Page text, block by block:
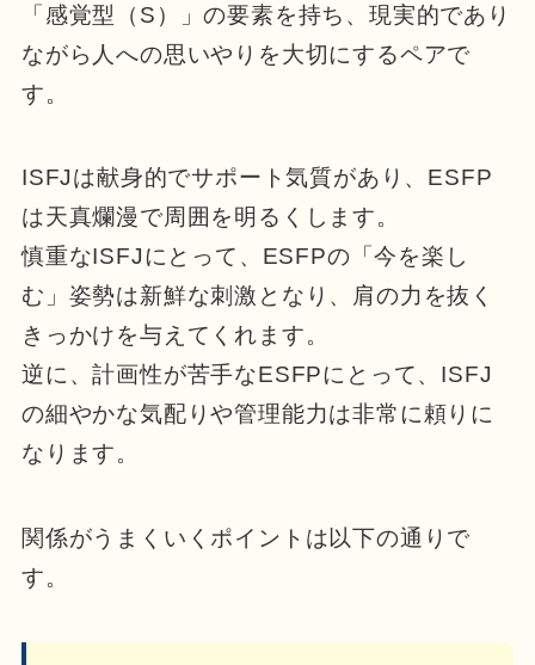
「感覚型（S）」の要素を持ち、現実的であり
ながら人への思いやりを大切にするペアで
す。
ISFJは献身的でサポート気質があり、ESFP
は天真爛漫で周囲を明るくします。
慎重なISFJにとって、ESFPの「今を楽し
む」姿勢は新鮮な刺激となり、肩の力を抜く
きっかけを与えてくれます。
逆に、計画性が苦手なESFPにとって、ISFJ
の細やかな気配りや管理能力は非常に頼りに
なります。
関係がうまくいくポイントは以下の通りで
す。